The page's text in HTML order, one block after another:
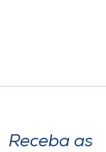
Receba as